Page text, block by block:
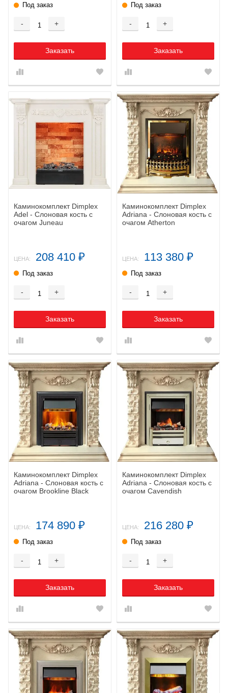
Под заказ
- +
Заказать
Под заказ
- +
Заказать
Каминокомплект Dimplex
Adel - Слоновая кость с
очагом Juneau
ЦЕНА: 208 410 ₽
Под заказ
- +
Заказать
Каминокомплект Dimplex
Adriana - Cлоновая кость с
очагом Atherton
ЦЕНА: 113 380 ₽
Под заказ
- +
Заказать
Каминокомплект Dimplex
Adriana - Cлоновая кость с
очагом Brookline Black
ЦЕНА: 174 890 ₽
Под заказ
- +
Заказать
Каминокомплект Dimplex
Adriana - Cлоновая кость с
очагом Cavendish
ЦЕНА: 216 280 ₽
Под заказ
- +
Заказать